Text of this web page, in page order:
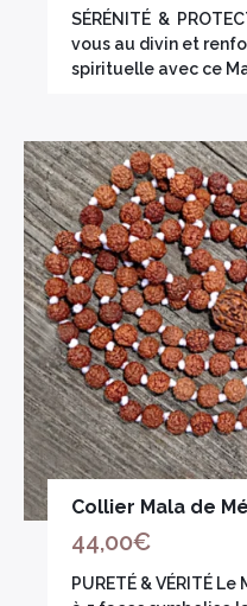
SÉRÉNITÉ &
vous au divin et
spirituelle avec ce
Collier Mala de
44,00€
PURETÉ & VÉRITÉ